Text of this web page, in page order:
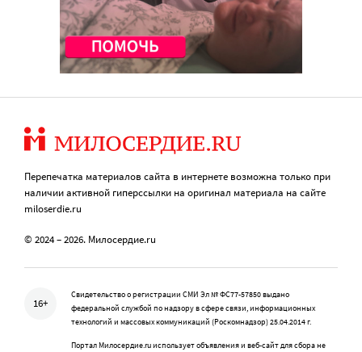
Перепечатка материалов сайта в интернете возможна только при
наличии активной гиперссылки на оригинал материала на сайте
miloserdie.ru
© 2024 – 2026. Милосердие.ru
16+
Свидетельство о регистрации СМИ Эл № ФС77-57850 выдано
федеральной службой по надзору в сфере связи, информационных
технологий и массовых коммуникаций (Роскомнадзор) 25.04.2014 г.
Портал Милосердие.ru использует объявления и веб-сайт для сбора не